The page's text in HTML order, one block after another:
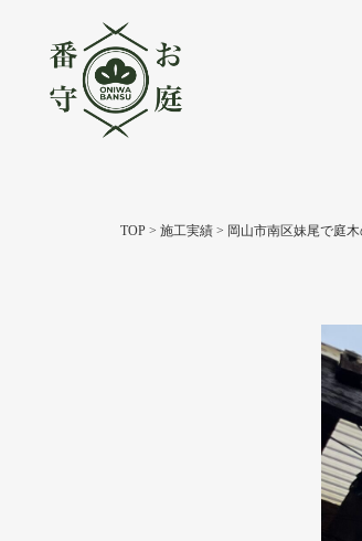
TOP >施工実績 > 岡山市南区妹尾で庭